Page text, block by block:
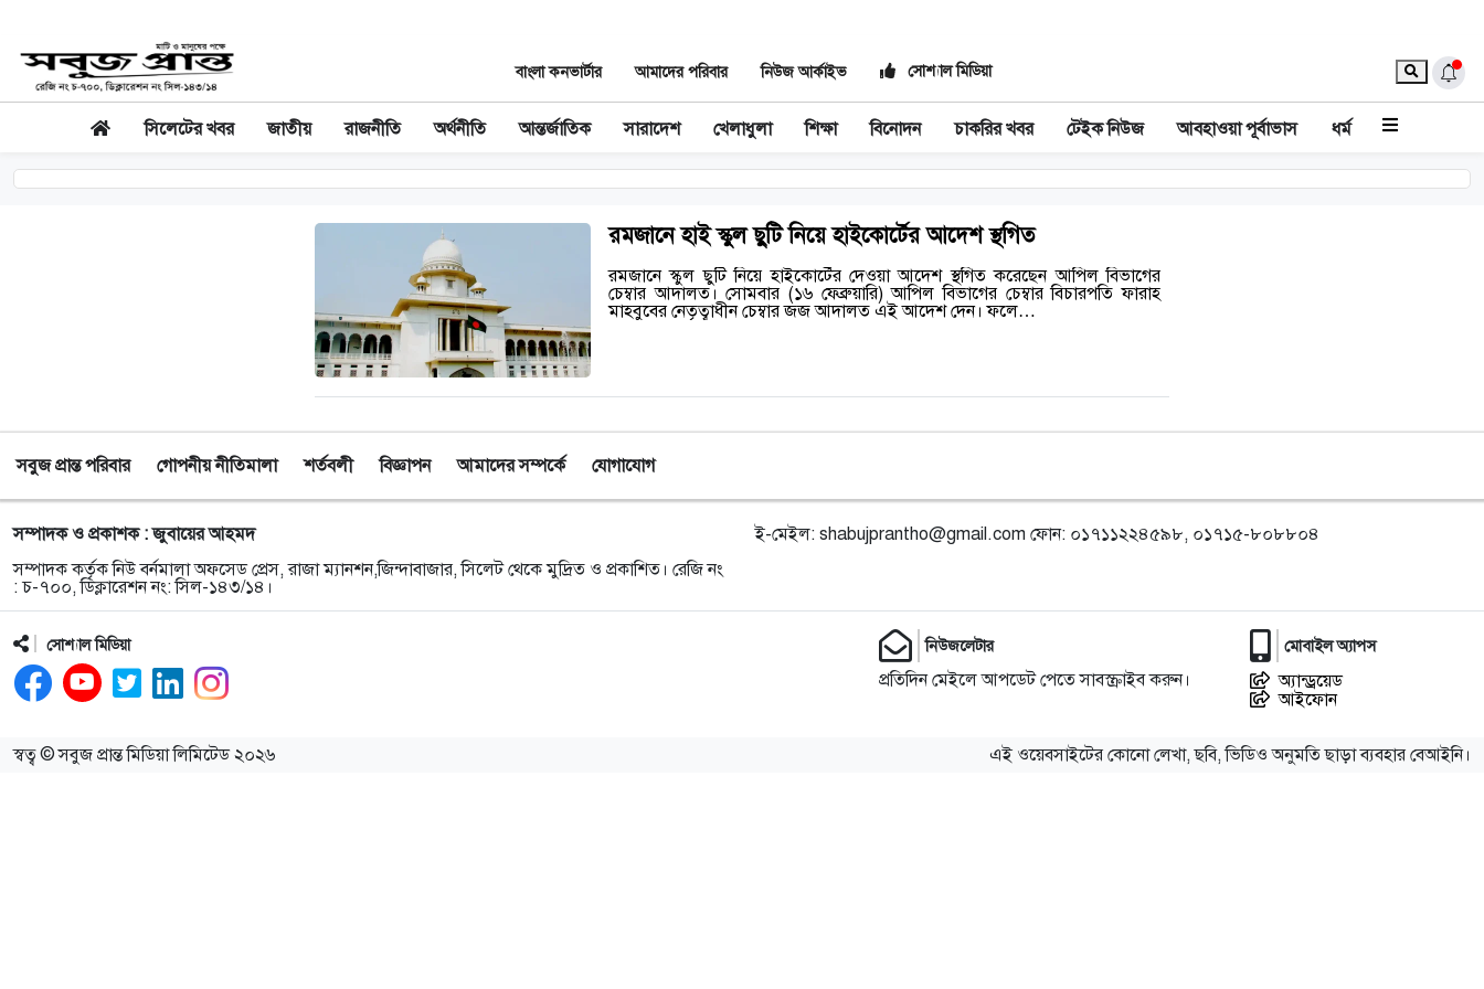
বাংলা কনভার্টার আমাদের পরিবার নিউজ আর্কাইভ সোশ্যাল মিডিয়া
সিলেটের খবর জাতীয় রাজনীতি অর্থনীতি আন্তর্জাতিক সারাদেশ খেলাধুলা শিক্ষা বিনোদন চাকরির খবর টেইক নিউজ আবহাওয়া পূর্বাভাস ধর্ম
রমজানে হাই স্কুল ছুটি নিয়ে হাইকোর্টের আদেশ স্থগিত
রমজানে স্কুল ছুটি নিয়ে হাইকোর্টের দেওয়া আদেশ স্থগিত করেছেন আপিল বিভাগের
চেম্বার আদালত। সোমবার (১৬ ফেব্রুয়ারি) আপিল বিভাগের চেম্বার বিচারপতি ফারাহ
মাহবুবের নেতৃত্বাধীন চেম্বার জজ আদালত এই আদেশ দেন। ফলে…
সবুজ প্রান্ত পরিবার গোপনীয় নীতিমালা শর্তবলী বিজ্ঞাপন আমাদের সম্পর্কে যোগাযোগ
সম্পাদক ও প্রকাশক : জুবায়ের আহমদ
সম্পাদক কর্তৃক নিউ বর্নমালা অফসেড প্রেস, রাজা ম্যানশন,জিন্দাবাজার, সিলেট থেকে মুদ্রিত ও প্রকাশিত। রেজি নং
: চ-৭০০, ডিক্লারেশন নং: সিল-১৪৩/১৪।
ই-মেইল: shabujprantho@gmail.com ফোন: ০১৭১১২২৪৫৯৮, ০১৭১৫-৮০৮৮০৪
সোশ্যাল মিডিয়া নিউজলেটার
প্রতিদিন মেইলে আপডেট পেতে সাবস্ক্রাইব করুন।
মোবাইল অ্যাপস
অ্যান্ড্রয়েড
আইফোন
স্বত্ব © সবুজ প্রান্ত মিডিয়া লিমিটেড ২০২৬ এই ওয়েবসাইটের কোনো লেখা, ছবি, ভিডিও অনুমতি ছাড়া ব্যবহার বেআইনি।